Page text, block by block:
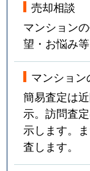
売却相談
マンション
望・お悩み
マンショ
簡易査定は
示。訪問査
示します。
査します。